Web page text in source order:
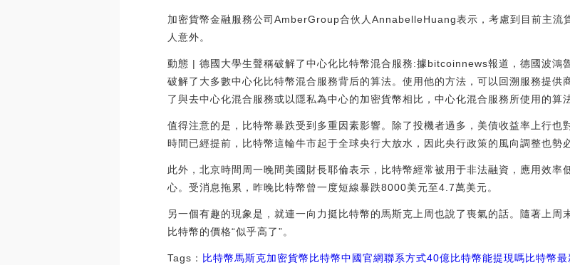
加密貨幣金融服務公司AmberGroup合伙人AnnabelleHuang表示，考慮到目前主流
人意外。
動態 | 德國大學生聲稱破解了中心化比特幣混合服務:據bitcoinnews報道，德國波
破解了大多數中心化比特幣混合服務背后的算法。使用他的方法，可以回溯服務提
了與去中心化混合服務或以隱私為中心的加密貨幣相比，中心化混合服務所使用的
值得注意的是，比特幣暴跌受到多重因素影響。除了投機者過多，美債收益率上行也
時間已經提前，比特幣這輪牛市起于全球央行大放水，因此央行政策的風向調整也勢
此外，北京時間周一晚間美國財長耶倫表示，比特幣經常被用于非法融資，應用效率
心。受消息拖累，昨晚比特幣曾一度短線暴跌8000美元至4.7萬美元。
另一個有趣的現象是，就連一向力挺比特幣的馬斯克上周也說了喪氣的話。隨著上周
比特幣的價格“似乎高了”。
Tags： 比特幣馬斯克加密貨幣比特幣中國官網聯系方式40億比特幣能提現嗎比特幣